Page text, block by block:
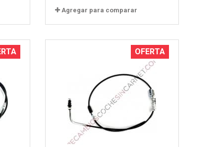
Agregar para comparar
OFERTA